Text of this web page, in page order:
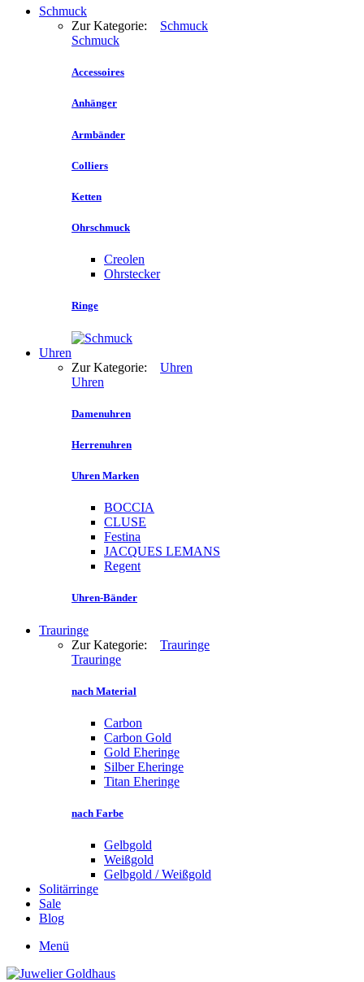
Schmuck
Zur Kategorie: Schmuck
Schmuck
Accessoires
Anhänger
Armbänder
Colliers
Ketten
Ohrschmuck
Creolen
Ohrstecker
Ringe
Uhren
Zur Kategorie: Uhren
Uhren
Damenuhren
Herrenuhren
Uhren Marken
BOCCIA
CLUSE
Festina
JACQUES LEMANS
Regent
Uhren-Bänder
Trauringe
Zur Kategorie: Trauringe
Trauringe
nach Material
Carbon
Carbon Gold
Gold Eheringe
Silber Eheringe
Titan Eheringe
nach Farbe
Gelbgold
Weißgold
Gelbgold / Weißgold
Solitärringe
Sale
Blog
Menü